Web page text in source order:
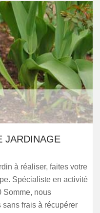
JARDINAGE
à réaliser, faites votre
Spécialiste en activité
Somme, nous
frais à récupérer